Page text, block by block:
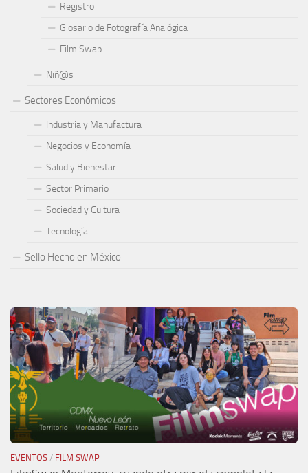
Registro
Glosario de Fotografía Analógica
Film Swap
Niñ@s
Sectores Económicos
Industria y Manufactura
Negocios y Economía
Salud y Bienestar
Sector Primario
Sociedad y Cultura
Tecnología
Sello Hecho en México
EVENTOS / FILM SWAP